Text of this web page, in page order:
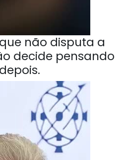
não disputa a
decide pensando